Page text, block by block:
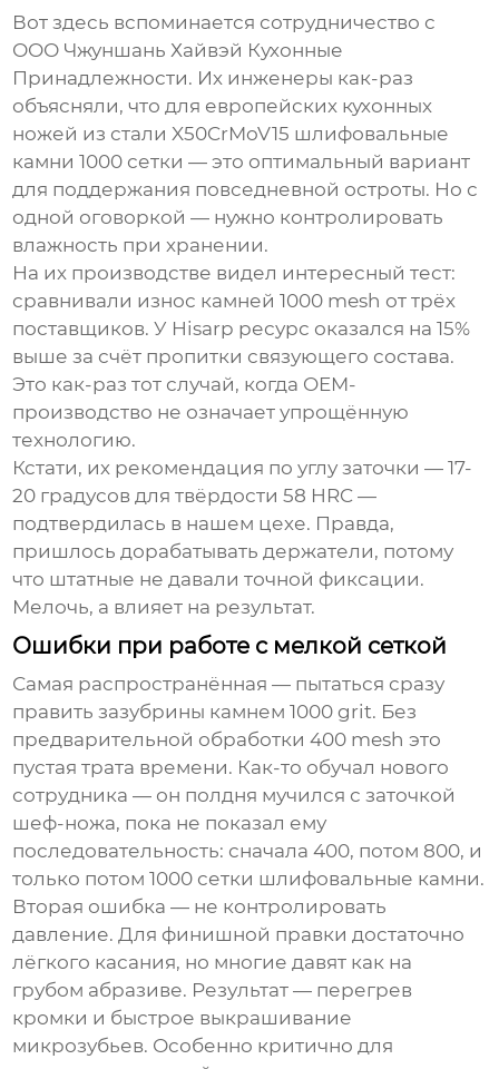
Вот здесь вспоминается сотрудничество с
ООО Чжуншань Хайвэй Кухонные
Принадлежности. Их инженеры как-раз
объясняли, что для европейских кухонных
ножей из стали X50CrMoV15 шлифовальные
камни 1000 сетки — это оптимальный вариант
для поддержания повседневной остроты. Но с
одной оговоркой — нужно контролировать
влажность при хранении.
На их производстве видел интересный тест:
сравнивали износ камней 1000 mesh от трёх
поставщиков. У Hisarp ресурс оказался на 15%
выше за счёт пропитки связующего состава.
Это как-раз тот случай, когда OEM-
производство не означает упрощённую
технологию.
Кстати, их рекомендация по углу заточки — 17-
20 градусов для твёрдости 58 HRC —
подтвердилась в нашем цехе. Правда,
пришлось дорабатывать держатели, потому
что штатные не давали точной фиксации.
Мелочь, а влияет на результат.
Ошибки при работе с мелкой сеткой
Самая распространённая — пытаться сразу
править зазубрины камнем 1000 grit. Без
предварительной обработки 400 mesh это
пустая трата времени. Как-то обучал нового
сотрудника — он полдня мучился с заточкой
шеф-ножа, пока не показал ему
последовательность: сначала 400, потом 800, и
только потом1000 сетки шлифовальные камни.
Вторая ошибка — не контролировать
давление. Для финишной правки достаточно
лёгкого касания, но многие давят как на
грубом абразиве. Результат — перегрев
кромки и быстрое выкрашивание
микрозубьев. Особенно критично для